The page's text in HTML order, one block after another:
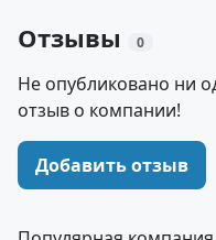
Отзывы 0
Не опубликовано ни
отзыв о компании!
Добавить отзыв